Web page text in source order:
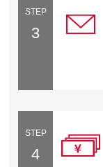
STEP
3
STEP
4